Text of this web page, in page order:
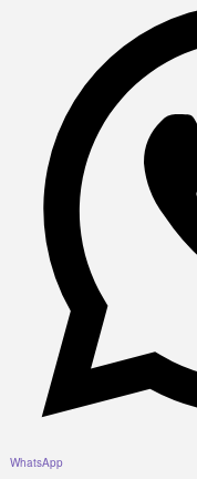
WhatsApp